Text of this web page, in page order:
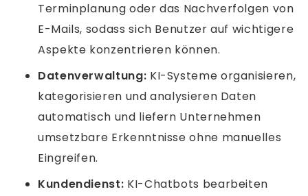
Terminplanung oder das Nachverfolgen von
E-Mails, sodass sich Benutzer auf wichtigere
Aspekte konzentrieren können.
Datenverwaltung: KI-Systeme organisieren,
kategorisieren und analysieren Daten
automatisch und liefern Unternehmen
umsetzbare Erkenntnisse ohne manuelles
Eingreifen.
Kundendienst: KI-Chatbots bearbeiten